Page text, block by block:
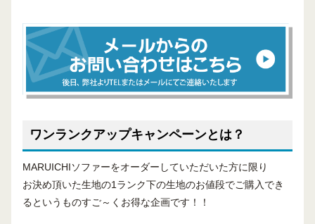
ワンランクアップキャンペーンとは？
MARUICHIソファーをオーダーしていただいた方に限り
お決め頂いた生地の1ランク下の生地のお値段でご購入でき
るというものすご～くお得な企画です！！